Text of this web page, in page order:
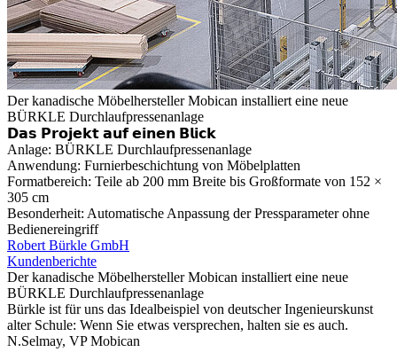
Der kanadische Möbelhersteller Mobican installiert eine neue
BÜRKLE Durchlaufpressenanlage
𝗗𝗮𝘀 𝗣𝗿𝗼𝗷𝗲𝗸𝘁 𝗮𝘂𝗳 𝗲𝗶𝗻𝗲𝗻 𝗕𝗹𝗶𝗰𝗸
Anlage: BÜRKLE Durchlaufpressenanlage
Anwendung: Furnierbeschichtung von Möbelplatten
Formatbereich: Teile ab 200 mm Breite bis Großformate von 152 ×
305 cm
Besonderheit: Automatische Anpassung der Pressparameter ohne
Bedienereingriff
Robert Bürkle GmbH
Kundenberichte
Der kanadische Möbelhersteller Mobican installiert eine neue
BÜRKLE Durchlaufpressenanlage
Bürkle ist für uns das Idealbeispiel von deutscher Ingenieurskunst
alter Schule: Wenn Sie etwas versprechen, halten sie es auch.
N.Selmay, VP Mobican